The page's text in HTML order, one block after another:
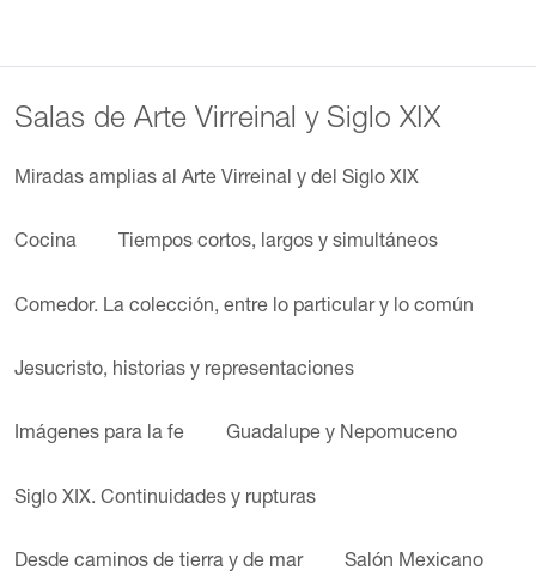
Salas de Arte Virreinal y Siglo XIX
Miradas amplias al Arte Virreinal y del Siglo XIX
Cocina Tiempos cortos, largos y simultáneos
Comedor. La colección, entre lo particular y lo común
Jesucristo, historias y representaciones
Imágenes para la fe Guadalupe y Nepomuceno
Siglo XIX. Continuidades y rupturas
Desde caminos de tierra y de mar Salón Mexicano